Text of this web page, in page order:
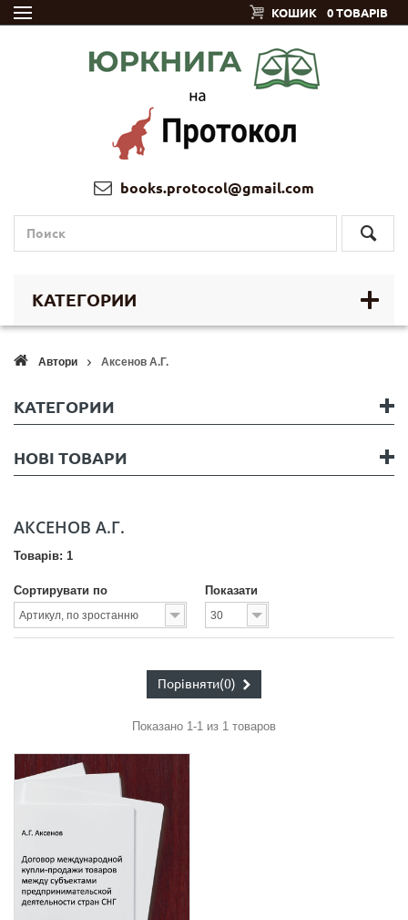
КОШИК 0 ТОВАРІВ
books.protocol@gmail.com
КАТЕГОРИИ
Автори Аксенов А.Г.
КАТЕГОРИИ
НОВІ ТОВАРИ
АКСЕНОВ А.Г.
Товарів: 1
Сортирувати по Показати
Показано 1-1 из 1 товаров
Порівняти(0)